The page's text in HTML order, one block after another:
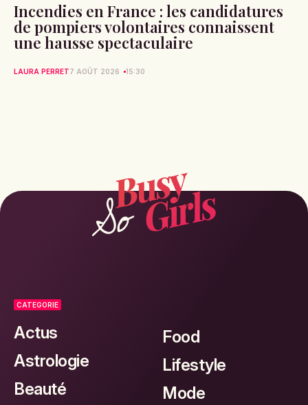
Incendies en France : les candidatures
de pompiers volontaires connaissent
une hausse spectaculaire
LAURA PERRET7 AOÛT 2026 15:30
CATEGORIE
Actus
Astrologie
Beauté
Food
Lifestyle
Mode